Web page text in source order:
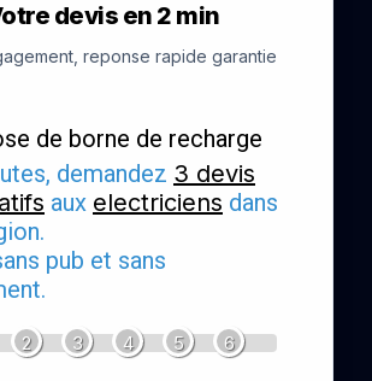
devis en 2 min
reponse rapide garantie
de borne de recharge
demandez 3 devis
aux electriciens dans
pub et sans
2 3 4 5 6